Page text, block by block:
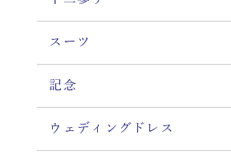
スーツ
記念
ウェディングドレス